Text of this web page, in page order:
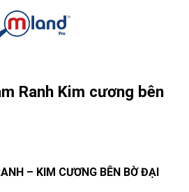
Ranh Kim cương bên
– KIM CƯƠNG BÊN BỜ ĐẠI